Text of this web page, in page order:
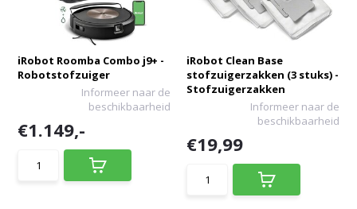
iRobot Roomba Combo j9+ -
Robotstofzuiger
Informeer naar de
beschikbaarheid
€1.149,-
iRobot Clean Base
stofzuigerzakken (3 stuks) -
Stofzuigerzakken
Informeer naar de
beschikbaarheid
€19,99